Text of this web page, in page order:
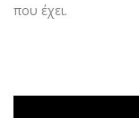
που έχει.